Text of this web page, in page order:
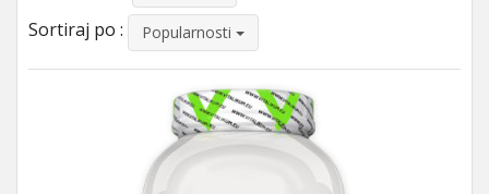
Sortiraj po : Popularnosti